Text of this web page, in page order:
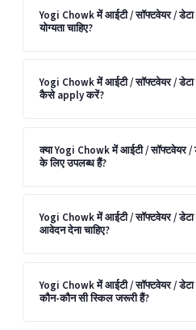
Yogi Chowk में आईटी / सॉफ्टवेयर / डेटा
योग्यता चाहिए?
Yogi Chowk में आईटी / सॉफ्टवेयर /
कैसे apply करें?
क्या Yogi Chowk में आईटी / सॉफ्टवेयर /
के लिए उपलब्ध हैं?
Yogi Chowk में आईटी / सॉफ्टवेयर /
आवेदन देना चाहिए?
Yogi Chowk में आईटी / सॉफ्टवेयर /
कौन-कौन सी स्किल जरूरी हैं?